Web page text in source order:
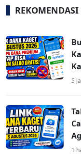
REKOMENDASI
5
1